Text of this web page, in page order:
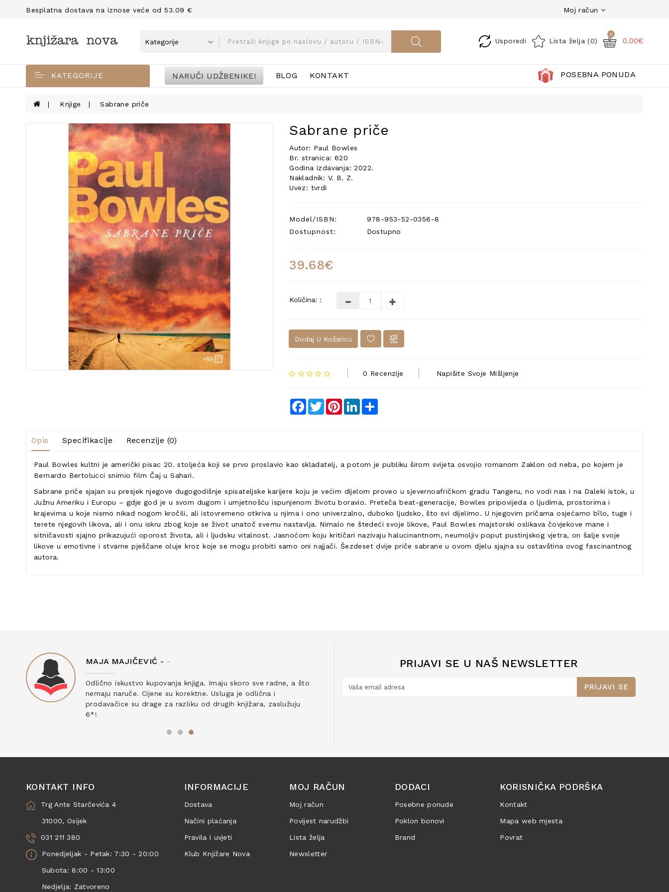
Besplatna dostava na iznose veće od 53.09 € Moj račun
Usporedi Lista želja (0)
0
0.00€
KATEGORIJE NARUČI UDŽBENIKE! BLOG KONTAKT POSEBNA PONUDA
Knjige Sabrane priče
Sabrane priče
Autor: Paul Bowles
Br. stranica: 620
Godina izdavanja: 2022.
Nakladnik: V. B. Z.
Uvez: tvrdi
Model/ISBN:
978-953-52-0356-8
Dostupnost:
Dostupno
39.68€
Količina: :
Dodaj U Košaricu
0 Recenzije Napišite Svoje Mišljenje
Facebook
TwitterPinterestLinkedIn
Opis Specifikacije Recenzije (0)
Paul Bowles kultni je američki pisac 20. stoljeća koji se prvo proslavio kao skladatelj, a potom je publiku širom svijeta osvojio romanom Zaklon od neba, po kojem je
Bernardo Bertolucci snimio film Čaj u Sahari.
Sabrane priče sjajan su presjek njegove dugogodišnje spisateljske karijere koju je većim dijelom proveo u sjevernoafričkom gradu Tangeru, no vodi nas i na Daleki istok, u
Južnu Ameriku i Europu – gdje god je u svom dugom i umjetnošću ispunjenom životu boravio. Preteča beat-generacije, Bowles pripovijeda o ljudima, prostorima i
krajevima u koje nismo nikad nogom kročili, ali istovremeno otkriva u njima i ono univerzalno, duboko ljudsko, što svi dijelimo. U njegovim pričama osjećamo bȉlo, tuge i
terete njegovih likova, ali i onu iskru zbog koje se život unatoč svemu nastavlja. Nimalo ne štedeći svoje likove, Paul Bowles majstorski oslikava čovjekove mane i
sitničavosti sjajno prikazujući oporost života, ali i ljudsku vitalnost. Jasnoćom koju kritičari nazivaju halucinantnom, neumoljiv poput pustinjskog vjetra, on šalje svoje
likove u emotivne i stvarne pješčane oluje kroz koje se mogu probiti samo oni najjači. Šezdeset dvije priče sabrane u ovom djelu sjajna su ostavština ovog fascinantnog
autora.
MAJA MAJIČEVIĆ - -
Odlično iskustvo kupovanja knjiga. Imaju skoro sve radne, a što
nemaju naruče. Cijene su korektne. Usluga je odlična i
prodavačice su drage za razliku od drugih knjižara, zaslužuju
6*!
PRIJAVI SE U NAŠ NEWSLETTER
PRIJAVI SE
KONTAKT INFO
Trg Ante Starčevića 4
31000, Osijek
031 211 380
Ponedjeljak - Petak: 7:30 - 20:00
Subota: 8:00 - 13:00
Nedjelja: Zatvoreno
INFORMACIJE
Dostava
Načini plaćanja
Pravila i uvjeti
Klub Knjižare Nova
MOJ RAČUN
Moj račun
Povijest narudžbi
Lista želja
Newsletter
DODACI
Posebne ponude
Poklon bonovi
Brand
KORISNIČKA PODRŠKA
Kontakt
Mapa web mjesta
Povrat